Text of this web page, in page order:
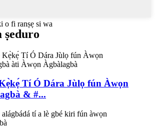
o fi ranṣẹ si wa
ṣeduro
Tí Ó Dára Jùlọ fún Àwọn
& #...